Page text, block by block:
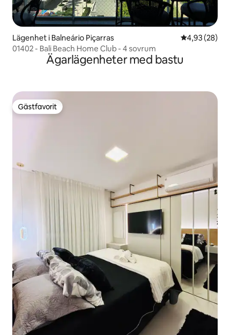
Lägenhet i Balneário Piçarras 4,93 av 5 i
4,93 (28)
01402 - Bali Beach Home Club - 4 sovrum
Ägarlägenheter med bastu
Gästfavorit
Gästfavorit